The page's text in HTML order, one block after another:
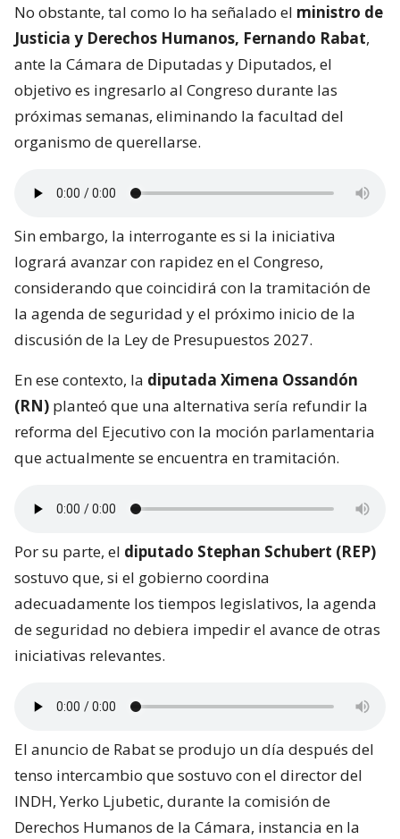
No obstante, tal como lo ha señalado el ministro de
Justicia y Derechos Humanos, Fernando Rabat,
ante la Cámara de Diputadas y Diputados, el
objetivo es ingresarlo al Congreso durante las
próximas semanas, eliminando la facultad del
organismo de querellarse.
Sin embargo, la interrogante es si la iniciativa
logrará avanzar con rapidez en el Congreso,
considerando que coincidirá con la tramitación de
la agenda de seguridad y el próximo inicio de la
discusión de la Ley de Presupuestos 2027.
En ese contexto, la diputada Ximena Ossandón
(RN) planteó que una alternativa sería refundir la
reforma del Ejecutivo con la moción parlamentaria
que actualmente se encuentra en tramitación.
Por su parte, el diputado Stephan Schubert (REP)
sostuvo que, si el gobierno coordina
adecuadamente los tiempos legislativos, la agenda
de seguridad no debiera impedir el avance de otras
iniciativas relevantes.
El anuncio de Rabat se produjo un día después del
tenso intercambio que sostuvo con el director del
INDH, Yerko Ljubetic, durante la comisión de
Derechos Humanos de la Cámara, instancia en la